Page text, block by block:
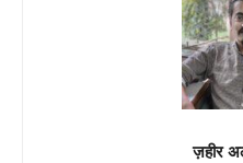
ज़हीर